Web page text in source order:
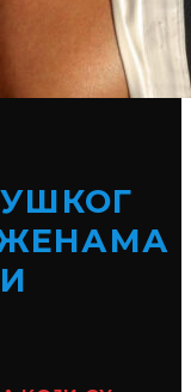
ЖЕНАМА